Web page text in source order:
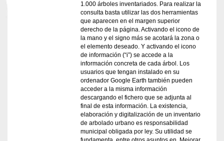
1.000 árboles inventariados. Para realizar la
consulta basta utilizar las dos herramientas
que aparecen en el margen superior
derecho de la página. Activando el icono de
la mano y el signo más se acotará la zona o
el elemento deseado. Y activando el icono
de información (“i”) se accede a la
información concreta de cada árbol. Los
usuarios que tengan instalado en su
ordenador Google Earth también pueden
acceder a la misma información
descargando el fichero que se adjunta al
final de esta información. La existencia,
elaboración y digitalización de un inventario
de arbolado urbano es responsabilidad
municipal obligada por ley. Su utilidad se